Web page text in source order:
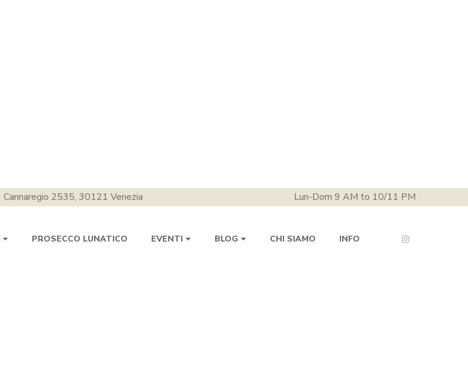
Cannaregio 2535, 30121 Venezia Lun-Dom 9 AM to 10/11 PM
PROSECCO LUNATICO EVENTI BLOG CHI SIAMO INFO